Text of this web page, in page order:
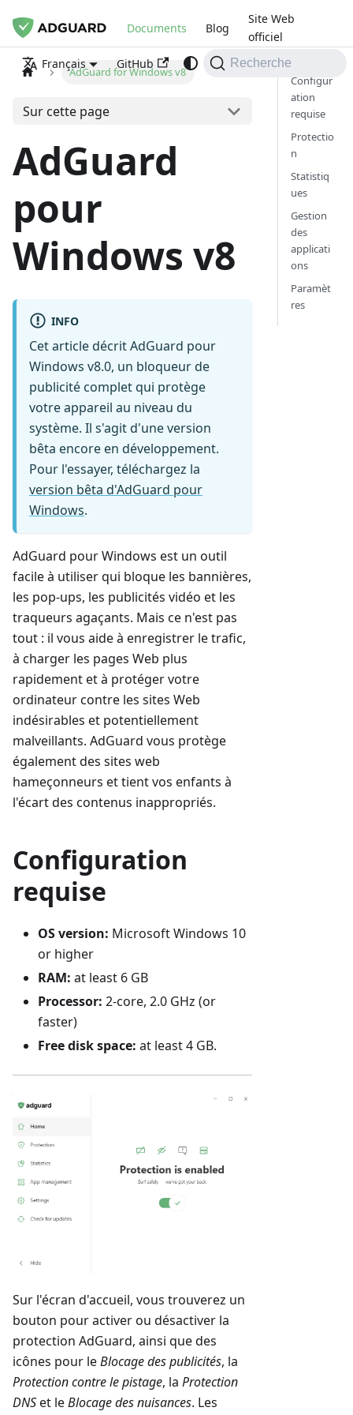
Documents Blog
Site Web
officiel
Français
GitHub Recherche
AdGuard for Windows v8
Sur cette page
AdGuard
pour
Windows v8
INFO
Cet article décrit AdGuard pour
Windows v8.0, un bloqueur de
publicité complet qui protège
votre appareil au niveau du
système. Il s'agit d'une version
bêta encore en développement.
Pour l'essayer, téléchargez la
version bêta d'AdGuard pour
Windows.
AdGuard pour Windows est un outil
facile à utiliser qui bloque les bannières,
les pop-ups, les publicités vidéo et les
traqueurs agaçants. Mais ce n'est pas
tout : il vous aide à enregistrer le trafic,
à charger les pages Web plus
rapidement et à protéger votre
ordinateur contre les sites Web
indésirables et potentiellement
malveillants. AdGuard vous protège
également des sites web
hameçonneurs et tient vos enfants à
l'écart des contenus inappropriés.
Configuration
requise
OS version: Microsoft Windows 10
or higher
RAM: at least 6 GB
Processor: 2-core, 2.0 GHz (or
faster)
Free disk space: at least 4 GB.
Sur l'écran d'accueil, vous trouverez un
bouton pour activer ou désactiver la
protection AdGuard, ainsi que des
icônes pour leBlocage des publicités, la
Protection contre le pistage, la Protection
DNSet leBlocage des nuisances. Les
Configur
ation
requise
Protectio
n
Statistiq
ues
Gestion
des
applicati
ons
Paramèt
res